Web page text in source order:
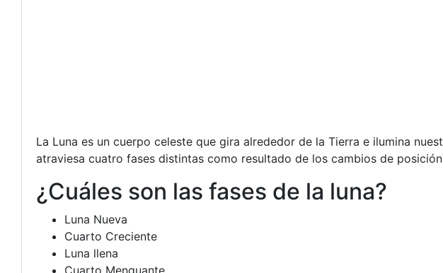
La Luna es un cuerpo celeste que gira alrededor de la Tierra e ilumina
atraviesa cuatro fases distintas como resultado de los cambios de
¿Cuáles son las fases de la luna?
Luna Nueva
Cuarto Creciente
Luna llena
Cuarto Menguante